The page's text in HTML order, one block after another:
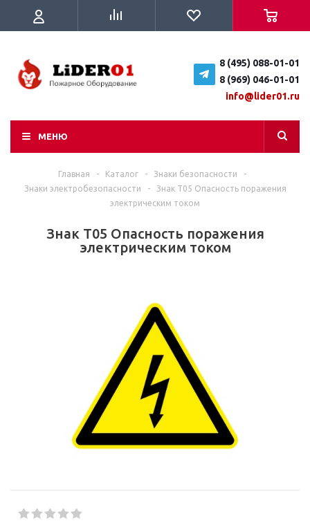
8 (495) 088-01-01
8 (969) 046-01-01
info@lider01.ru
МЕНЮ
Главная - Каталог - Знаки безопасности
-
Знаки электробезопасности
-
Знак T05 Опасность поражения
электрическим током
Знак T05 Опасность поражения
электрическим током